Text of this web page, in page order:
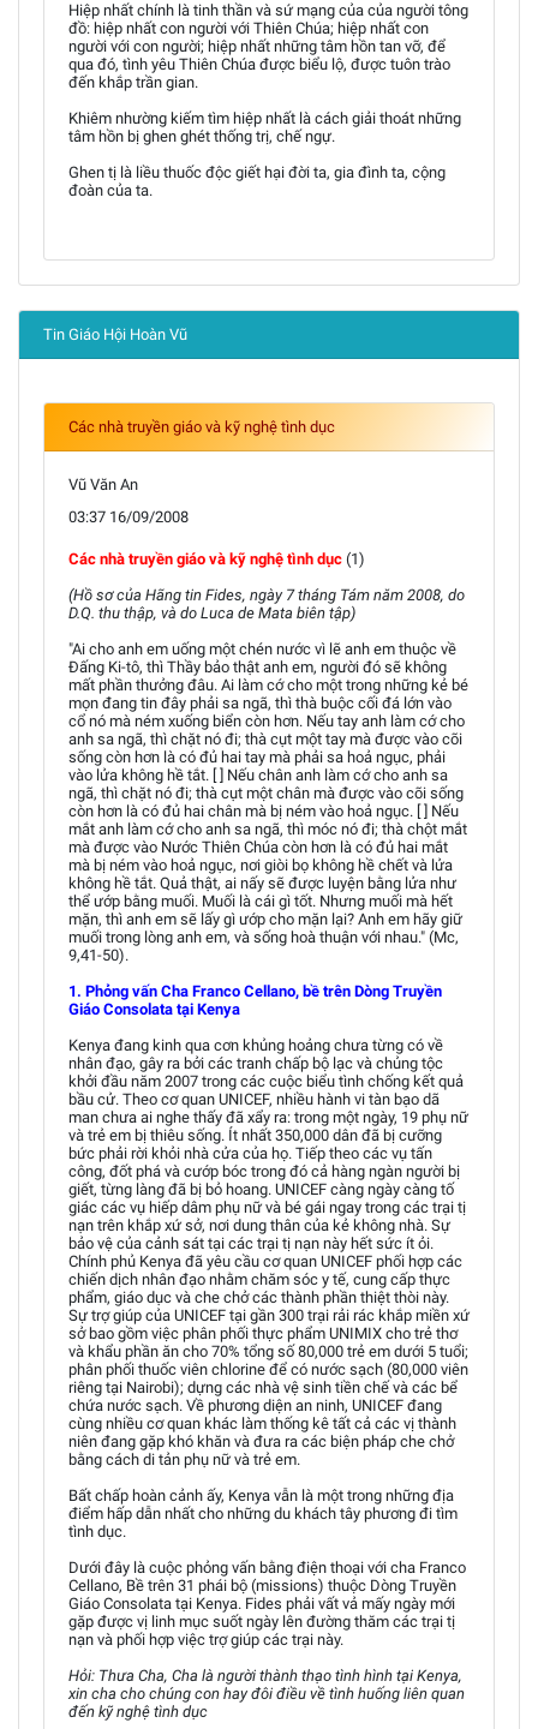
Hiệp nhất chính là tinh thần và sứ mạng của của người tông
đồ: hiệp nhất con người với Thiên Chúa; hiệp nhất con
người với con người; hiệp nhất những tâm hồn tan vỡ, để
qua đó, tình yêu Thiên Chúa được biểu lộ, được tuôn trào
đến khắp trần gian.
Khiêm nhường kiếm tìm hiệp nhất là cách giải thoát những
tâm hồn bị ghen ghét thống trị, chế ngự.
Ghen tị là liều thuốc độc giết hại đời ta, gia đình ta, cộng
đoàn của ta.
Tin Giáo Hội Hoàn Vũ
Các nhà truyền giáo và kỹ nghệ tình dục
Vũ Văn An
03:37 16/09/2008
Các nhà truyền giáo và kỹ nghệ tình dục (1)
(Hồ sơ của Hãng tin Fides, ngày 7 tháng Tám năm 2008, do
D.Q. thu thập, và do Luca de Mata biên tập)
"Ai cho anh em uống một chén nước vì lẽ anh em thuộc về
Đấng Ki-tô, thì Thầy bảo thật anh em, người đó sẽ không
mất phần thưởng đâu. Ai làm cớ cho một trong những kẻ bé
mọn đang tin đây phải sa ngã, thì thà buộc cối đá lớn vào
cổ nó mà ném xuống biển còn hơn. Nếu tay anh làm cớ cho
anh sa ngã, thì chặt nó đi; thà cụt một tay mà được vào cõi
sống còn hơn là có đủ hai tay mà phải sa hoả ngục, phải
vào lửa không hề tắt. [ ] Nếu chân anh làm cớ cho anh sa
ngã, thì chặt nó đi; thà cụt một chân mà được vào cõi sống
còn hơn là có đủ hai chân mà bị ném vào hoả ngục. [ ] Nếu
mắt anh làm cớ cho anh sa ngã, thì móc nó đi; thà chột mắt
mà được vào Nước Thiên Chúa còn hơn là có đủ hai mắt
mà bị ném vào hoả ngục, nơi giòi bọ không hề chết và lửa
không hề tắt. Quả thật, ai nấy sẽ được luyện bằng lửa như
thể ướp bằng muối. Muối là cái gì tốt. Nhưng muối mà hết
mặn, thì anh em sẽ lấy gì ướp cho mặn lại? Anh em hãy giữ
muối trong lòng anh em, và sống hoà thuận với nhau." (Mc,
9,41-50).
1. Phỏng vấn Cha Franco Cellano, bề trên Dòng Truyền
Giáo Consolata tại Kenya
Kenya đang kinh qua cơn khủng hoảng chưa từng có về
nhân đạo, gây ra bởi các tranh chấp bộ lạc và chủng tộc
khởi đầu năm 2007 trong các cuộc biểu tình chống kết quả
bầu cử. Theo cơ quan UNICEF, nhiều hành vi tàn bạo dã
man chưa ai nghe thấy đã xẩy ra: trong một ngày, 19 phụ nữ
và trẻ em bị thiêu sống. Ít nhất 350,000 dân đã bị cưỡng
bức phải rời khỏi nhà cửa của họ. Tiếp theo các vụ tấn
công, đốt phá và cướp bóc trong đó cả hàng ngàn người bị
giết, từng làng đã bị bỏ hoang. UNICEF càng ngày càng tố
giác các vụ hiếp dâm phụ nữ và bé gái ngay trong các trại tị
nạn trên khắp xứ sở, nơi dung thân của kẻ không nhà. Sự
bảo vệ của cảnh sát tại các trại tị nạn này hết sức ít ỏi.
Chính phủ Kenya đã yêu cầu cơ quan UNICEF phối hợp các
chiến dịch nhân đạo nhằm chăm sóc y tế, cung cấp thực
phẩm, giáo dục và che chở các thành phần thiệt thòi này.
Sự trợ giúp của UNICEF tại gần 300 trại rải rác khắp miền xứ
sở bao gồm việc phân phối thực phẩm UNIMIX cho trẻ thơ
và khẩu phần ăn cho 70% tổng số 80,000 trẻ em dưới 5 tuổi;
phân phối thuốc viên chlorine để có nước sạch (80,000 viên
riêng tại Nairobi); dựng các nhà vệ sinh tiền chế và các bể
chứa nước sạch. Về phương diện an ninh, UNICEF đang
cùng nhiều cơ quan khác làm thống kê tất cả các vị thành
niên đang gặp khó khăn và đưa ra các biện pháp che chở
bằng cách di tản phụ nữ và trẻ em.
Bất chấp hoàn cảnh ấy, Kenya vẫn là một trong những địa
điểm hấp dẫn nhất cho những du khách tây phương đi tìm
tình dục.
Dưới đây là cuộc phỏng vấn bằng điện thoại với cha Franco
Cellano, Bề trên 31 phái bộ (missions) thuộc Dòng Truyền
Giáo Consolata tại Kenya. Fides phải vất vả mấy ngày mới
gặp được vị linh mục suốt ngày lên đường thăm các trại tị
nạn và phối hợp việc trợ giúp các trại này.
Hỏi: Thưa Cha, Cha là người thành thạo tình hình tại Kenya,
xin cha cho chúng con hay đôi điều về tình huống liên quan
đến kỹ nghệ tình dục